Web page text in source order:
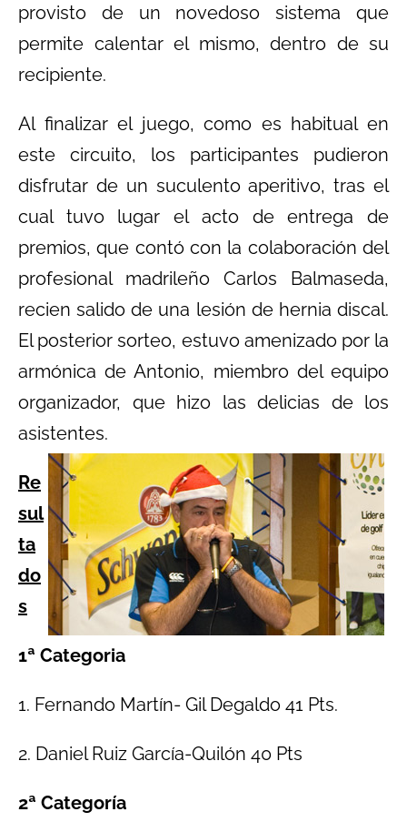
provisto de un novedoso sistema que
permite calentar el mismo, dentro de su
recipiente.
Al finalizar el juego, como es habitual en
este circuito, los participantes pudieron
disfrutar de un suculento aperitivo, tras el
cual tuvo lugar el acto de entrega de
premios, que contó con la colaboración del
profesional madrileño Carlos Balmaseda,
recien salido de una lesión de hernia discal.
El posterior sorteo, estuvo amenizado por la
armónica de Antonio, miembro del equipo
organizador, que hizo las delicias de los
asistentes.
Re
sul
ta
do
s
1ª Categoria
1. Fernando Martín- Gil Degaldo 41 Pts.
2. Daniel Ruiz García-Quilón 40 Pts
2ª Categoría